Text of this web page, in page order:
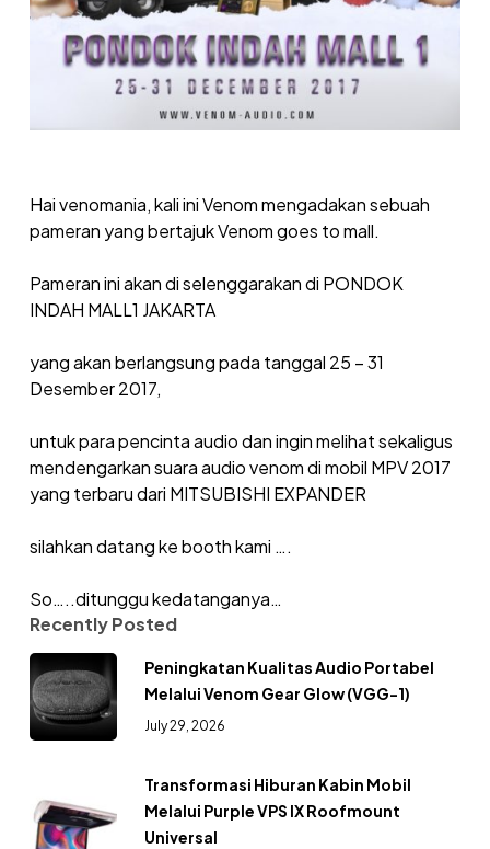
Hai venomania, kali ini Venom mengadakan sebuah
pameran yang bertajuk Venom goes to mall.
Pameran ini akan di selenggarakan di PONDOK
INDAH MALL1 JAKARTA
yang akan berlangsung pada tanggal 25 – 31
Desember 2017,
untuk para pencinta audio dan ingin melihat sekaligus
mendengarkan suara audio venom di mobil MPV 2017
yang terbaru dari MITSUBISHI EXPANDER
silahkan datang ke booth kami ….
So…..ditunggu kedatanganya…
Recently Posted
Peningkatan Kualitas Audio Portabel
Melalui Venom Gear Glow (VGG-1)
July 29, 2026
Transformasi Hiburan Kabin Mobil
Melalui Purple VPS IX Roofmount
Universal